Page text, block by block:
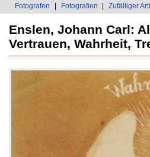
Fotografen Fotografien Zufälliger
Enslen, Johann Carl:
Vertrauen, Wahrheit,